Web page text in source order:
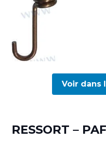
Voir dans
RESSORT –